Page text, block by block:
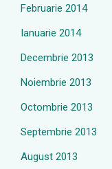
Februarie 2014
Ianuarie 2014
Decembrie 2013
Noiembrie 2013
Octombrie 2013
Septembrie 2013
August 2013